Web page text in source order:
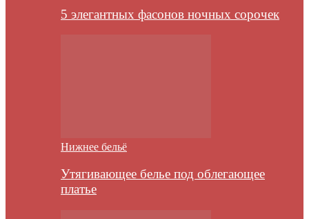
5 элегантных фасонов ночных сорочек
Нижнее бельё
Утягивающее белье под облегающее
платье